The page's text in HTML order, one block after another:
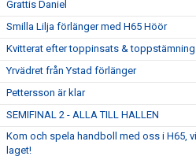
Grattis Daniel
Smilla Lilja förlänger med H65 Höör
Kvitterat efter toppinsats & toppstämning
Yrvädret från Ystad förlänger
Pettersson är klar
SEMIFINAL 2 - ALLA TILL HALLEN
Kom och spela handboll med oss i H65,
laget!